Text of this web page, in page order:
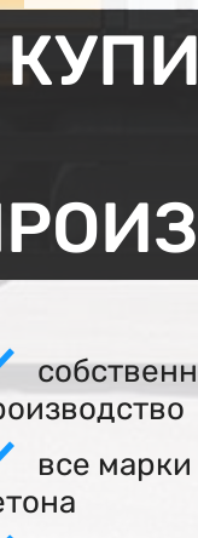
все марки